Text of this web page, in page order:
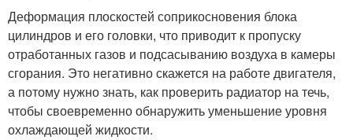
Деформация плоскостей соприкосновения блока
цилиндров и его головки, что приводит к пропуску
отработанных газов и подсасыванию воздуха в камеры
сгорания. Это негативно скажется на работе двигателя,
а потому нужно знать, как проверить радиатор на течь,
чтобы своевременно обнаружить уменьшение уровня
охлаждающей жидкости.